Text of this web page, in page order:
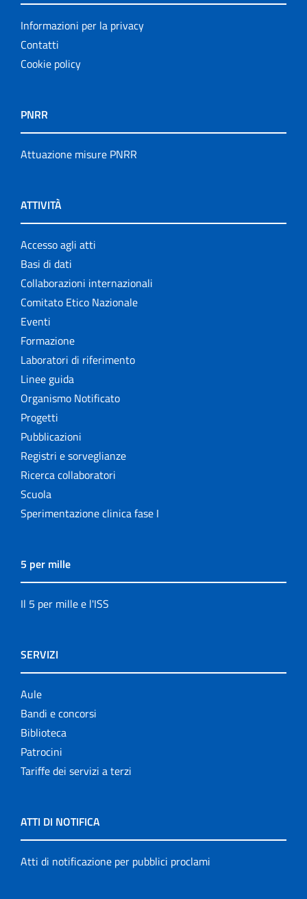
Informazioni per la privacy
Contatti
Cookie policy
PNRR
Attuazione misure PNRR
ATTIVITÀ
Accesso agli atti
Basi di dati
Collaborazioni internazionali
Comitato Etico Nazionale
Eventi
Formazione
Laboratori di riferimento
Linee guida
Organismo Notificato
Progetti
Pubblicazioni
Registri e sorveglianze
Ricerca collaboratori
Scuola
Sperimentazione clinica fase I
5 per mille
Il 5 per mille e l'ISS
SERVIZI
Aule
Bandi e concorsi
Biblioteca
Patrocini
Tariffe dei servizi a terzi
ATTI DI NOTIFICA
Atti di notificazione per pubblici proclami